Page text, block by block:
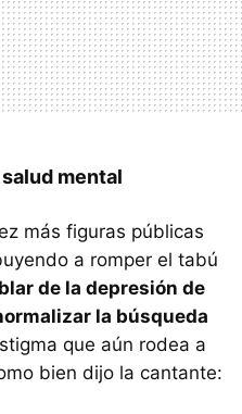
mental
más figuras públicas
a romper el tabú
de la depresión de
la búsqueda
que aún rodea a
bien dijo la cantante: